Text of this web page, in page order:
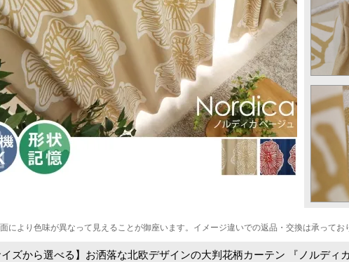
により色味が異なって見えることが御座います。イメージ違いでの返品・交換は承ってお
イズから選べる】お洒落な北欧デザインの大判花柄カーテン 『ノルディ